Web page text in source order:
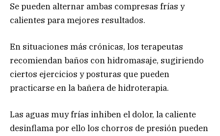
Se pueden alternar ambas compresas frías y
calientes para mejores resultados.
En situaciones más crónicas, los terapeutas
recomiendan baños con hidromasaje, sugiriendo
ciertos ejercicios y posturas que pueden
practicarse en la bañera de hidroterapia.
Las aguas muy frías inhiben el dolor, la caliente
desinflama por ello los chorros de presión pueden